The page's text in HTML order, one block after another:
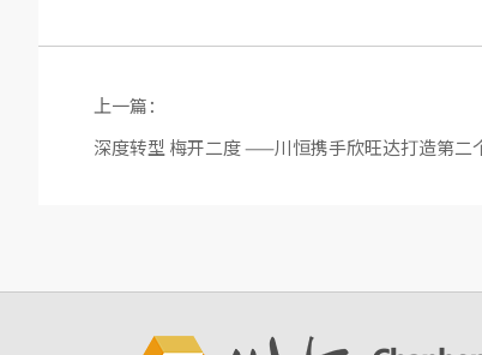
上一篇：
深度转型 梅开二度 ——川恒携手欣旺达打造第